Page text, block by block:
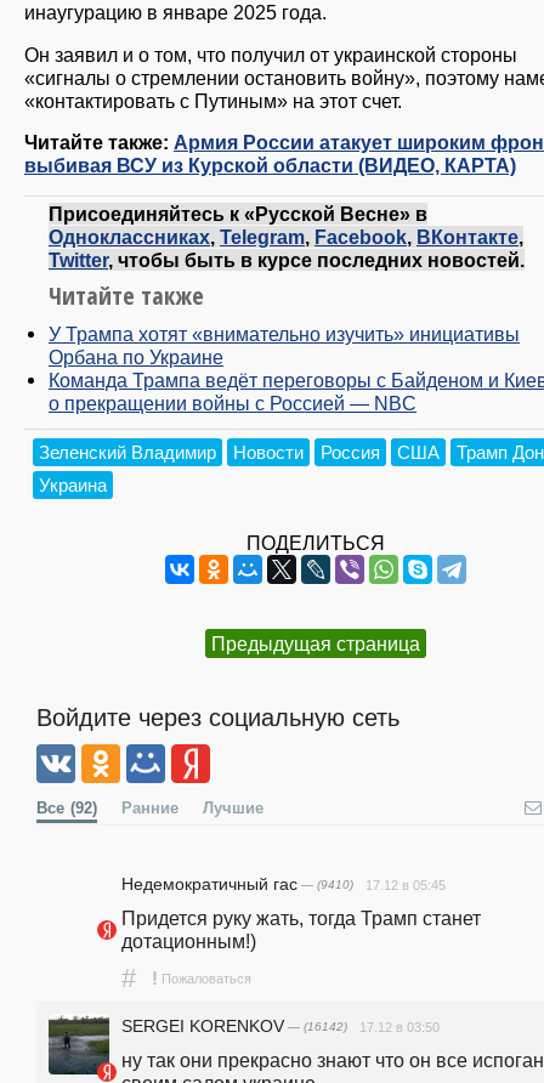
инаугурацию в январе 2025 года.
Он заявил и о том, что получил от украинской стороны
«сигналы о стремлении остановить войну», поэтому
«контактировать с Путиным» на этот счет.
Читайте также: Армия России атакует широким
выбивая ВСУ из Курской области (ВИДЕО, КАРТА)
Присоединяйтесь к «Русской Весне» в
Одноклассниках, Telegram, Facebook, ВКонтакте,
Twitter, чтобы быть в курсе последних новостей.
Читайте также
У Трампа хотят «внимательно изучить» инициативы
Орбана по Украине
Команда Трампа ведёт переговоры с Байденом и
о прекращении войны с Россией — NBC
Зеленский Владимир Новости Россия США
Трамп
Украина
ПОДЕЛИТЬСЯ
Предыдущая страница
Войдите через социальную сеть
Все (92) Ранние Лучшие
Недемократичный гас — (9410) 17.12 в 05:45
Придется руку жать, тогда Трамп станет
дотационным!)
# ! Пожаловаться
SERGEI KORENKOV — (16142) 17.12 в 03:50
ну так они прекрасно знают что он все